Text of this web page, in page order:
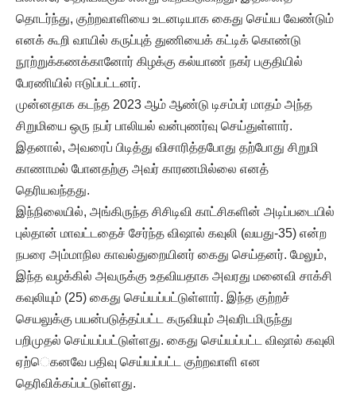
தொடர்ந்து, குற்றவாளியை உடனடியாக கைது செய்ய வேண்டும்
எனக் கூறி வாயில் கருப்புத் துணியைக் கட்டிக் கொண்டு
நூற்றுக்கணக்கானோர் கிழக்கு கல்யாண் நகர் பகுதியில்
பேரணியில் ஈடுப்பட்டனர்.
முன்னதாக கடந்த 2023 ஆம் ஆண்டு டிசம்பர் மாதம் அந்த
சிறுமியை ஒரு நபர் பாலியல் வன்புணர்வு செய்துள்ளார்.
இதனால், அவரைப் பிடித்து விசாரித்தபோது தற்போது சிறுமி
காணாமல் போனதற்கு அவர் காரணமில்லை எனத்
தெரியவந்தது.
இந்நிலையில், அங்கிருந்த சிசிடிவி காட்சிகளின் அடிப்படையில்
புல்தான் மாவட்டதைச் சேர்ந்த விஷால் கவுலி (வயது-35) என்ற
நபரை அம்மாநில காவல்துறையினர் கைது செய்தனர். மேலும்,
இந்த வழக்கில் அவருக்கு உதவியதாக அவரது மனைவி சாக்சி
கவுலியும் (25) கைது செய்யப்பட்டுள்ளார். இந்த குற்றச்
செயலுக்கு பயன்படுத்தப்பட்ட கருவியும் அவரிடமிருந்து
பறிமுதல் செய்யப்பட்டுள்ளது. கைது செய்யப்பட்ட விஷால் கவுலி
ஏற்ெகனவே பதிவு செய்யப்பட்ட குற்றவாளி என
தெரிவிக்கப்பட்டுள்ளது.